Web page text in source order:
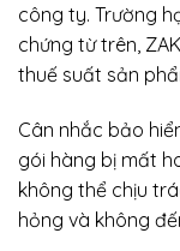
công ty. Trường
chứng từ trên,
thuế suất sản
Cân nhắc bảo
gói hàng bị mất
không thể chịu
hỏng và không